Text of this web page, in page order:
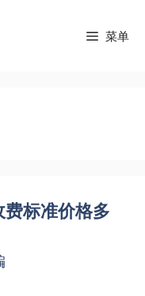
菜单
标准价格多